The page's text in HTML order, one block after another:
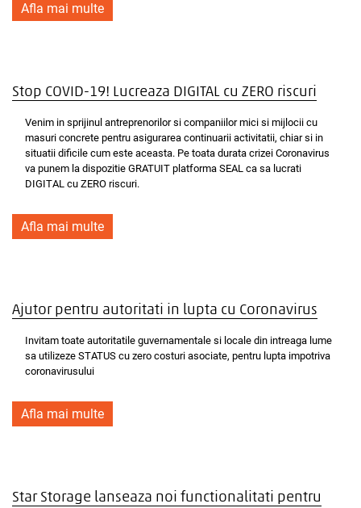
Afla mai multe
Stop COVID-19! Lucreaza DIGITAL cu ZERO riscuri
Venim in sprijinul antreprenorilor si companiilor mici si mijlocii cu
masuri concrete pentru asigurarea continuarii activitatii, chiar si in
situatii dificile cum este aceasta. Pe toata durata crizei Coronavirus
va punem la dispozitie GRATUIT platforma SEAL ca sa lucrati
DIGITAL cu ZERO riscuri.
Afla mai multe
Ajutor pentru autoritati in lupta cu Coronavirus
Invitam toate autoritatile guvernamentale si locale din intreaga lume
sa utilizeze STATUS cu zero costuri asociate, pentru lupta impotriva
coronavirusului
Afla mai multe
Star Storage lanseaza noi functionalitati pentru